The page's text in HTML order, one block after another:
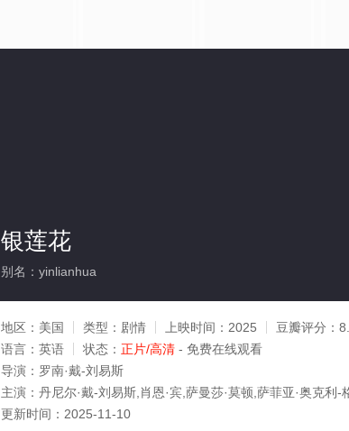
银莲花
别名：yinlianhua
地区： 美国 类型： 剧情 上映时间： 2025 豆瓣评分：
语言： 英语 状态： 正片/高清 - 免费在线观看
导演： 罗南·戴-刘易斯
主演： 丹尼尔·戴-刘易斯,肖恩·宾,萨曼莎·莫顿,萨菲亚·奥克利
更新时间： 2025-11-10